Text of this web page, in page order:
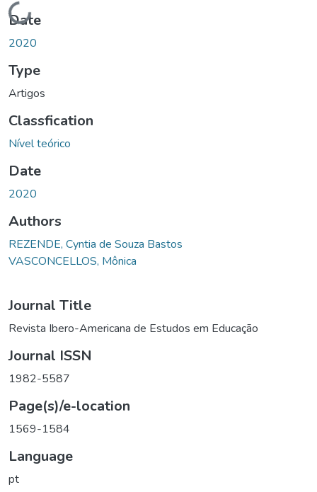
Loading...
Date
2020
Type
Artigos
Classfication
Nível teórico
Date
2020
Authors
REZENDE, Cyntia de Souza Bastos
VASCONCELLOS, Mônica
Journal Title
Revista Ibero-Americana de Estudos em Educação
Journal ISSN
1982-5587
Page(s)/e-location
1569-1584
Language
pt